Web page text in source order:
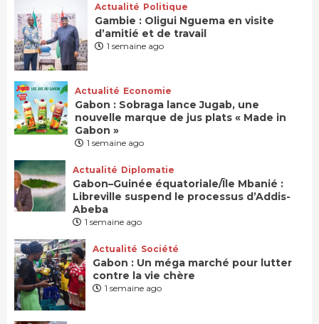
Actualité Politique
Gambie : Oligui Nguema en visite
d’amitié et de travail
1 semaine ago
Actualité Economie
Gabon : Sobraga lance Jugab, une
nouvelle marque de jus plats « Made in
Gabon »
1 semaine ago
Actualité Diplomatie
Gabon–Guinée équatoriale/Île Mbanié :
Libreville suspend le processus d’Addis-
Abeba
1 semaine ago
Actualité Société
Gabon : Un méga marché pour lutter
contre la vie chère
1 semaine ago